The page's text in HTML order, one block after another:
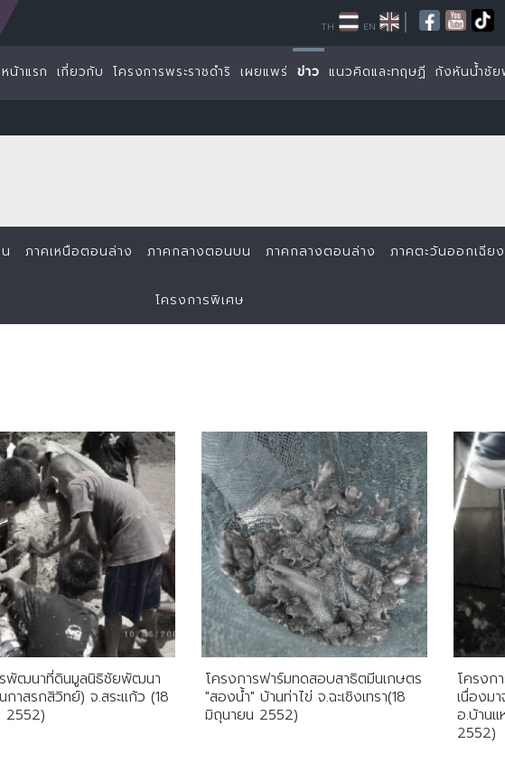
หน้าแรก เกี่ยวกับ โครงการพระราชดำริ เผยแพร่ ข่าว แนวคิดและทฤษฏี กังหันน้ำชั
TH EN |
ภาคเหนือตอนล่าง ภาคกลางตอนบน ภาคกลางตอนล่าง ภาคตะวันออกเฉีย
โครงการพิเศษ
รพัฒนาที่ดินมูลนิธิชัยพัฒนา
กาสรกสิวิทย์) จ.สระแก้ว (18
2552)
โครงการฟาร์มทดสอบสาธิตมีนเกษตร
"สองน้ำ" บ้านท่าไข่ จ.ฉะเชิงเทรา(18
มิถุนายน 2552)
โครงก
เนื่องม
อ.บ้านแ
2552)